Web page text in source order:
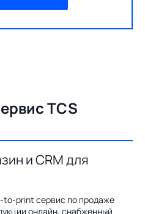
TCS
и CRM для
to-print сервис по продаже
онлайн, снабженный